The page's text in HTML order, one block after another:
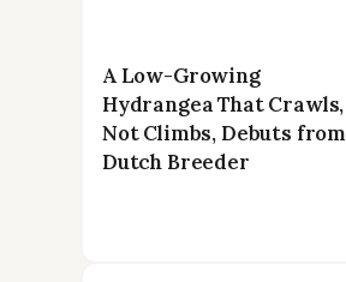
A Low-Growing
Hydrangea That Crawls,
Not Climbs, Debuts from
Dutch Breeder